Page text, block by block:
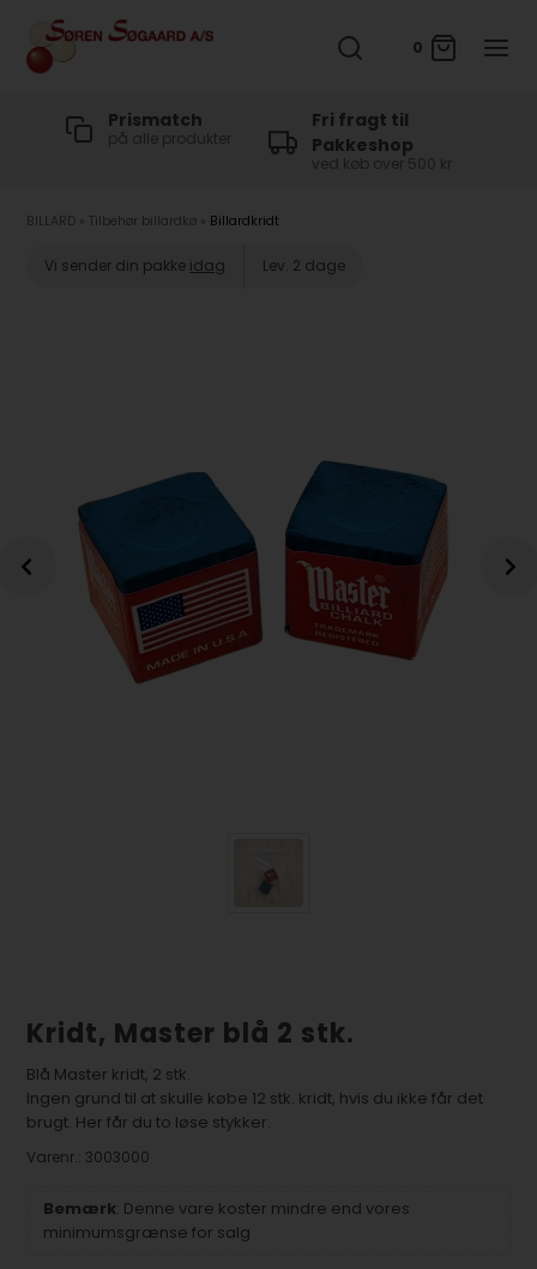
0
Prismatch
på alle produkter
Fri fragt til
Pakkeshop
ved køb over 500 kr
BILLARD Tilbehør billardkø Billardkridt
Vi sender din pakke idag Lev. 2 dage
Kridt, Master blå 2 stk.
Blå Master kridt, 2 stk.
Ingen grund til at skulle købe 12 stk. kridt, hvis du ikke får det
brugt. Her får du to løse stykker.
Varenr.: 3003000
Bemærk: Denne vare koster mindre end vores
minimumsgrænse for salg